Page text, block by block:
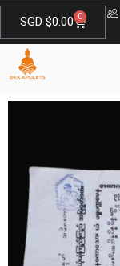
SGD $0.00 0